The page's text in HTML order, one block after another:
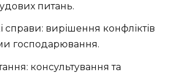
питань.
справи: вирішення конфліктів
господарювання.
консультування та